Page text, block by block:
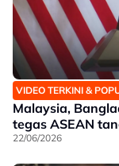
VIDEO TERKINI &
Malaysia,
tegas ASEAN
22/06/2026